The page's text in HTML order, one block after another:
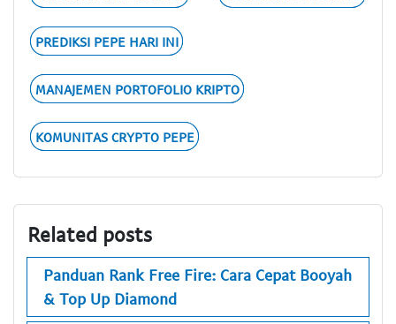
PREDIKSI PEPE HARI INI
MANAJEMEN PORTOFOLIO KRIPTO
KOMUNITAS CRYPTO PEPE
Related posts
Panduan Rank Free Fire: Cara Cepat Booyah
& Top Up Diamond